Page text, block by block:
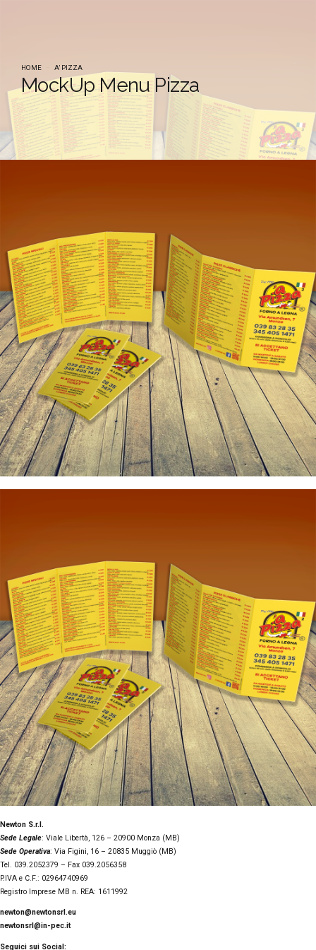
HOME A’ PIZZA
MockUp Menu Pizza
Newton S.r.l.
Sede Legale: Viale Libertà, 126 – 20900 Monza (MB)
Sede Operativa: Via Figini, 16 – 20835 Muggiò (MB)
Tel. 039.2052379 – Fax 039.2056358
P.IVA e C.F.: 02964740969
Registro Imprese MB n. REA: 1611992
newton@newtonsrl.eu
newtonsrl@in-pec.it
Seguici sui Social: